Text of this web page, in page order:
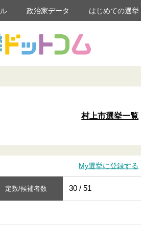
政治家データ はじめての選挙
村上市選挙一覧
My選挙に登録する
定数/候補者数 30 / 51